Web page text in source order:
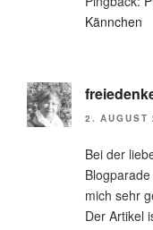
Kännchen
2. AUGUST
Bei der
mich sehr
Der Artikel